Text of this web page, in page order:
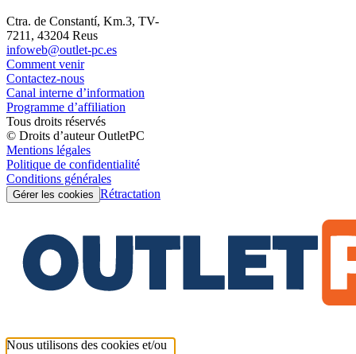
Ctra. de Constantí, Km.3, TV-
7211, 43204 Reus
infoweb@outlet-pc.es
Comment venir
Contactez-nous
Canal interne d’information
Programme d’affiliation
Tous droits réservés
© Droits d’auteur OutletPC
Mentions légales
Politique de confidentialité
Conditions générales
Gérer les cookies Rétractation
Nous utilisons des cookies et/ou